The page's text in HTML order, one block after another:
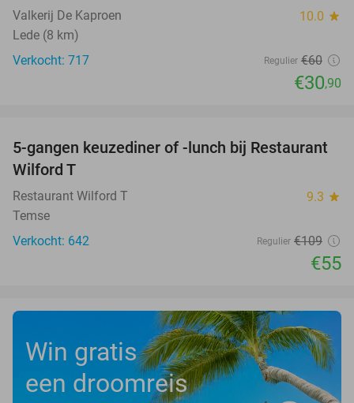
Valkerij De Kaproen 10.0 star
Lede (8 km)
Verkocht: 717
Regulier €60
€30,90
50%
5-gangen keuzediner of -lunch bij Restaurant
Wilford T
Restaurant Wilford T 9.3 star
Temse
Verkocht: 642
Regulier €109
€55
Win gratis
een droomreis